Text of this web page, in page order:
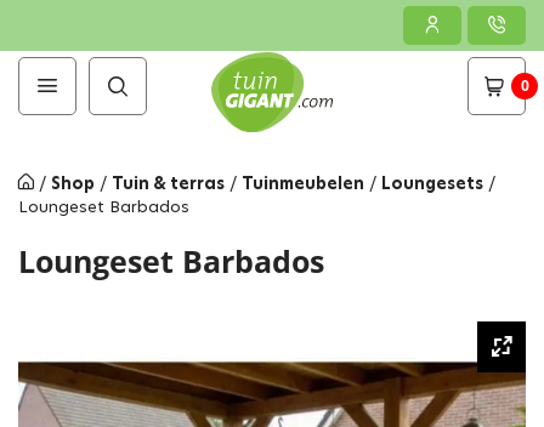
0
/ Shop / Tuin & terras / Tuinmeubelen / Loungesets /
Loungeset Barbados
Loungeset Barbados